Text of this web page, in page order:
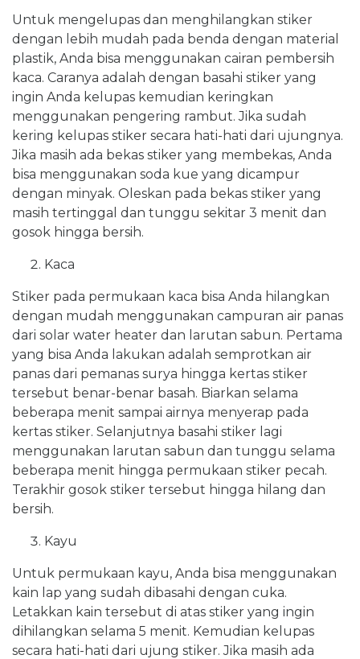
Untuk mengelupas dan menghilangkan stiker
dengan lebih mudah pada benda dengan material
plastik, Anda bisa menggunakan cairan pembersih
kaca. Caranya adalah dengan basahi stiker yang
ingin Anda kelupas kemudian keringkan
menggunakan pengering rambut. Jika sudah
kering kelupas stiker secara hati-hati dari ujungnya.
Jika masih ada bekas stiker yang membekas, Anda
bisa menggunakan soda kue yang dicampur
dengan minyak. Oleskan pada bekas stiker yang
masih tertinggal dan tunggu sekitar 3 menit dan
gosok hingga bersih.
Kaca
Stiker pada permukaan kaca bisa Anda hilangkan
dengan mudah menggunakan campuran air panas
dari solar water heater dan larutan sabun. Pertama
yang bisa Anda lakukan adalah semprotkan air
panas dari pemanas surya hingga kertas stiker
tersebut benar-benar basah. Biarkan selama
beberapa menit sampai airnya menyerap pada
kertas stiker. Selanjutnya basahi stiker lagi
menggunakan larutan sabun dan tunggu selama
beberapa menit hingga permukaan stiker pecah.
Terakhir gosok stiker tersebut hingga hilang dan
bersih.
Kayu
Untuk permukaan kayu, Anda bisa menggunakan
kain lap yang sudah dibasahi dengan cuka.
Letakkan kain tersebut di atas stiker yang ingin
dihilangkan selama 5 menit. Kemudian kelupas
secara hati-hati dari ujung stiker. Jika masih ada